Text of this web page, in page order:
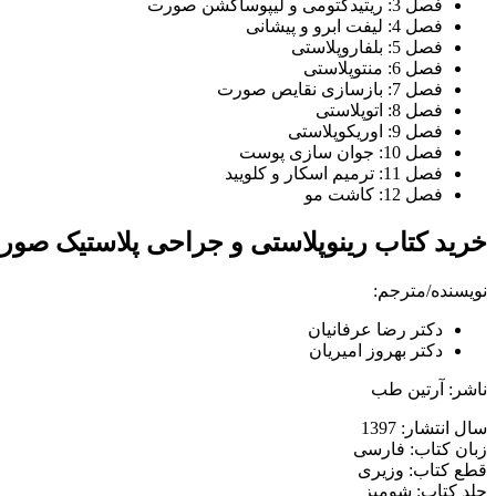
فصل 3: ریتیدکتومی و لیپوساکشن صورت
فصل 4: لیفت ابرو و پیشانی
فصل 5: بلفاروپلاستی
فصل 6: منتوپلاستی
فصل 7: بازسازی نقایص صورت
فصل 8: اتوپلاستی
فصل 9: اوریکوپلاستی
فصل 10: جوان سازی پوست
فصل 11: ترمیم اسکار و کلویید
فصل 12: کاشت مو
خرید کتاب رینوپلاستی و جراحی پلاستیک
نویسنده/مترجم:
دکتر رضا عرفانیان
دکتر بهروز امیریان
ناشر: آرتین طب
سال انتشار: 1397
زبان کتاب: فارسی
قطع کتاب: وزیری
جلد کتاب: شومیز